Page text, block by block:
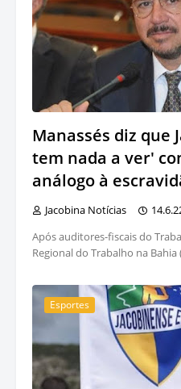
Manassés diz que
tem nada a ver'
análogo à
Jacobina Notícias
Após auditores-fiscais do
Regional do Trabalho na Bahia
Esportes